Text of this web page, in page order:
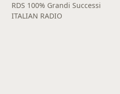
RDS 100% Grandi Successi
ITALIAN RADIO